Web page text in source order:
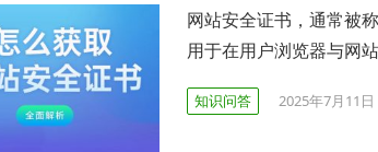
网站安全证书，通常被
用于在用户浏览器与网
知识问答 2025年7月11日